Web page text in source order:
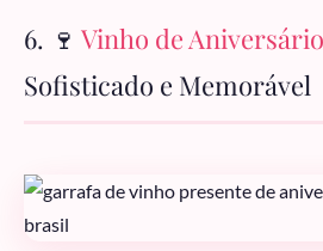
6. 🍷 Vinho de Aniversário
Sofisticado e Memorável